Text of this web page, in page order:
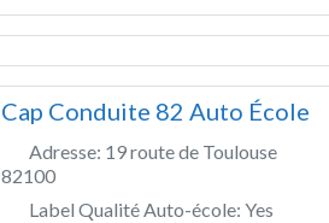
Cap Conduite 82 Auto École
Adresse: 19 route de Toulouse
82100
Label Qualité Auto-école: Yes